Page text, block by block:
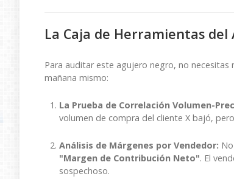
La Caja de Herramientas
Para auditar este agujero negro, no
mañana mismo:
La Prueba de Correlación Volumen-
volumen de compra del cliente X bajó,
Análisis de Márgenes por Vendedor:
"Margen de Contribución Neto". El
sospechoso.